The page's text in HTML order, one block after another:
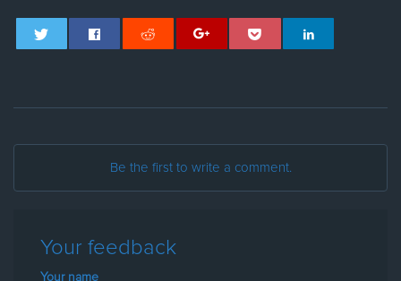
Be the first to write a comment.
Your feedback
Your name